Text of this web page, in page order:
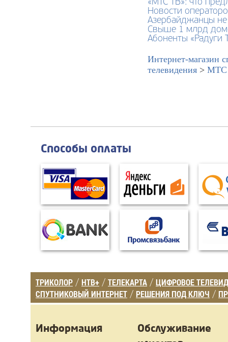
«МТС ТВ»: что
Новости
Азербайджанцы не
Свыше 1 млрд
Абоненты «Радуги
Интернет-магазин
телевидения > МТС
Способы оплаты
ТРИКОЛОР / НТВ+ / ТЕЛЕКАРТА / ЦИФРОВОЕ
СПУТНИКОВЫЙ ИНТЕРНЕТ / РЕШЕНИЯ ПОД КЛЮЧ /
Информация
Обслуживание